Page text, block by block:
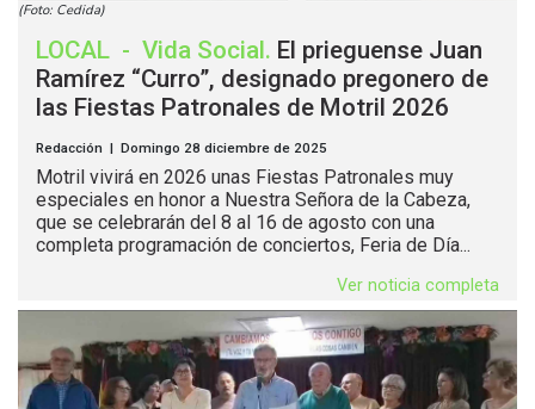
(Foto: Cedida)
LOCAL - Vida Social. El prieguense Juan
Ramírez “Curro”, designado pregonero de
las Fiestas Patronales de Motril 2026
Redacción | Domingo 28 diciembre de 2025
Motril vivirá en 2026 unas Fiestas Patronales muy
especiales en honor a Nuestra Señora de la Cabeza,
que se celebrarán del 8 al 16 de agosto con una
completa programación de conciertos, Feria de Día...
Ver noticia completa